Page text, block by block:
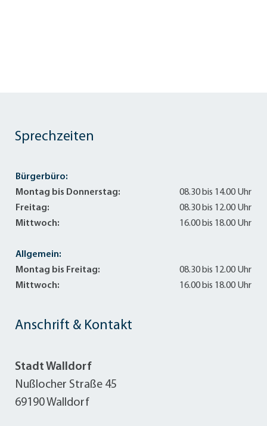
Anschrift & Kontakt
Stadt Walldorf
Nußlocher Straße 45
69190 Walldorf
Sprechzeiten
Bürgerbüro:
Montag bis Donnerstag:
08.30 bis 14.00 Uhr
Freitag:
08.30 bis 12.00 Uhr
Mittwoch:
16.00 bis 18.00 Uhr
Allgemein:
Montag bis Freitag:
08.30 bis 12.00 Uhr
Mittwoch:
16.00 bis 18.00 Uhr